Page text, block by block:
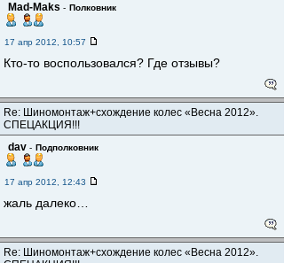
Mad-Maks - Полковник
17 апр 2012, 10:57
Кто-то воспользовался? Где отзывы?
Re: Шиномонтаж+схождение колес «Весна 2012».
СПЕЦАКЦИЯ!!!
dav - Подполковник
17 апр 2012, 12:43
жаль далеко…
Re: Шиномонтаж+схождение колес «Весна 2012».